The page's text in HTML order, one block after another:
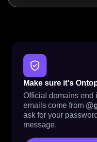
Make sure it's
Official domains end
emails come from
ask for your
message.